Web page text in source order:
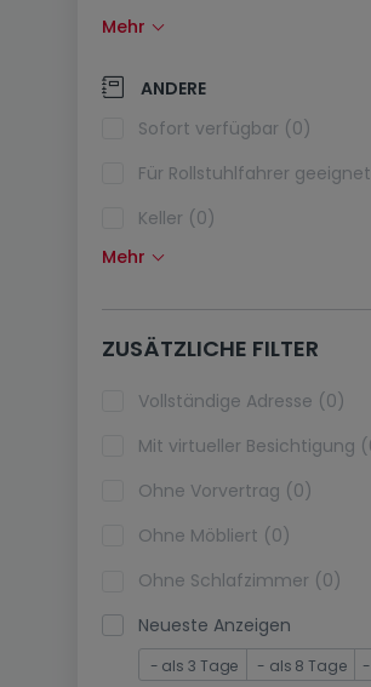
Solarzellen (0)
Wärmepumpe (0)
Klimaanlagen (0)
Glasfaser (0)
Mehr
ANDERE
Sofort verfügbar (0)
Für Rollstuhlfahrer
Keller (0)
Dachboden (0)
Fahrstuhl (0)
Haustiere erlaubt (0)
Ferienimmobilien (0)
Mehr
ZUSÄTZLICHE FILTER
Vollständige Adresse (0)
Mit virtueller Besichtigung
Ohne Vorvertrag (0)
Ohne Möbliert (0)
Ohne Schlafzimmer (0)
Neueste Anzeigen
- als 3 Tage - als 8 Tage